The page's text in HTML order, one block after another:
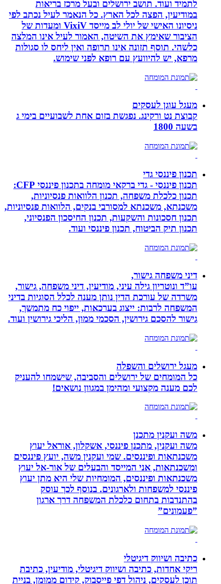
לתמיד ועוד. תושב ירושלים ובעל מרכז בריאות
במודיעין, הפצה לכל הארץ. כל הנאמר לעיל נכתב לפי
ניסיונו האישי של יולי לב מייסד VixiV ומעדות של
הציבור שאימץ את השיטה, האמור לעיל אינו המלצה
כלשהי. תוסף תזונה אינו תרופה ואין ליחס לו סגולות
מרפא, יש להיוועץ עם רופא לפני שימוש.
מעגל עוגן לעסקים
קבוצת נט ורקינג. נפגשת בזום אחת לשבועיים בימי ג
בשעה 1800
תכנון פיננסי גדי
תכנון פיננסי - גדי ברקאי מומחה בתכנון פיננסי CFP:
תכנון כלכלת משפחה, תכנון הלוואות פנסיוניות,
משכנתא, משכנתא למסורבי בנקים, הלוואות פנסיוניות,
תכנון חסכונות והשקעות, תכנון החיסכון הפנסיוני,
תכנון תיק הביטוח, תכנון פיננסי ועוד.
דיני משפחה גישור,
עו”ד ונוטריון גילה עיני, מודיעין, דיני משפחה, גישור,
משרדה של עורכת הדין נותן מענה לכלל הסוגיות בדיני
המשפחה לרבות: ייצוג בערכאות, ייפוי כח מתמשך,
גישור להסכם גירושין, הסכמי ממון, הליכי גירושין ועוד.
מעגל ירושלים והשפלה
כל המומחים של ירושלים והסביבה, שישמחו להעניק
לכם מענה מקצועי ומהימן במגוון נושאים!
משה ועקנין מתכנן
משה ועקנין, מתכנן פיננסי, אשקלון, אוראל יעוץ
משכנתאות ופיננסים. שמי ועקנין משה, יועץ פיננסים
ומשכנתאות, אני המייסד והבעלים של אור-אל יעוץ
משכנתאות ופיננסים, המומחיות שלי היא מתן יעוץ
פיננסי למשפחות ולארגונים. בנוסף לכך עוסק
בהתנדבות בתחום כלכלת המשפחה דרך ארגון
”פעמונים”
כתיבה ושיווק דיגיטלי
ריקי אחדות, כתיבה ושיווק דיגיטלי, מודיעין, כתיבת
תוכן לעסקים, ניהול דפי פייסבוק, קידום ממומן, בניית